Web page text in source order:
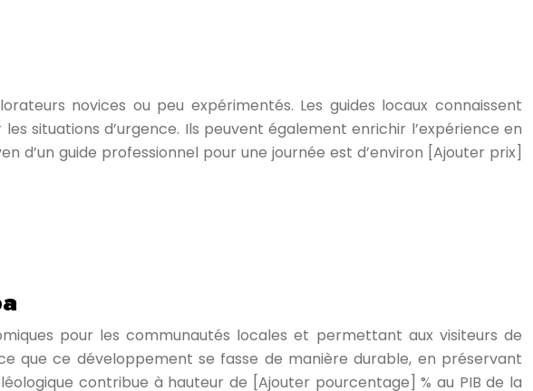
novices ou peu expérimentés. Les guides locaux connaissent
situations d’urgence. Ils peuvent également enrichir l’expérience en
d’un guide professionnel pour une journée est d’environ [Ajouter prix]
pour les communautés locales et permettant aux visiteurs de
que ce développement se fasse de manière durable, en préservant
contribue à hauteur de [Ajouter pourcentage] % au PIB de la